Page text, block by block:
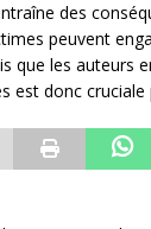
des
peuvent
que les auteurs
est donc